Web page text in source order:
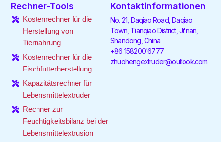
b
o
o
k
-
e
r
a
g
r
a
m
o
k
u
b
e
Rechner-Tools
Kostenrechner für die
Herstellung von
Tiernahrung
Kostenrechner für die
Fischfutterherstellung
Kapazitätsrechner für
Lebensmittelextruder
Rechner zur
Feuchtigkeitsbilanz bei der
Lebensmittelextrusion
Kontaktinformationen
No. 21, Daqiao Road, Daqiao
Town, Tianqiao District, Ji'nan,
Shandong, China
+86 15820016777
zhuohengextruder@outlook.com